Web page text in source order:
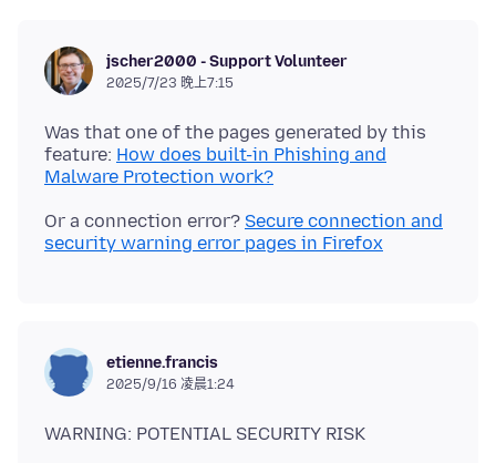
jscher2000 - Support Volunteer
2025/7/23 晚上7:15
Was that one of the pages generated by this
feature: How does built-in Phishing and
Malware Protection work?
Or a connection error? Secure connection and
security warning error pages in Firefox
etienne.francis
2025/9/16 凌晨1:24